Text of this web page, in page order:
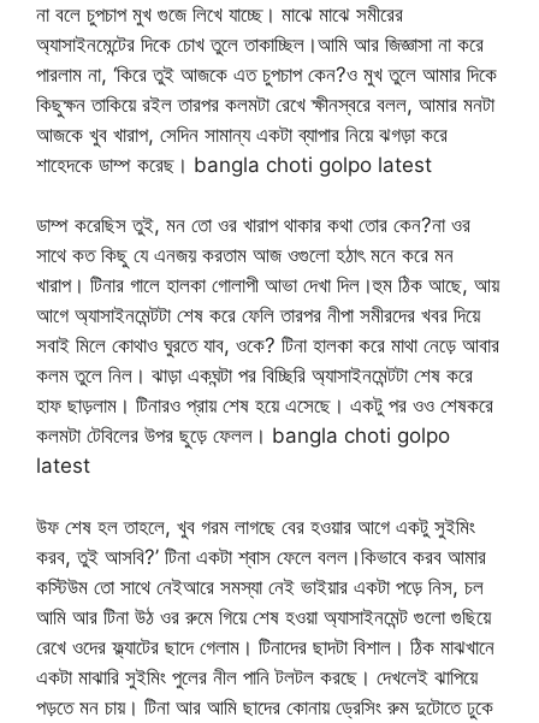
না বলে চুপচাপ মুখ গুজে লিখে যাচ্ছে। মাঝে মাঝে সমীরের
অ্যাসাইনমেন্টের দিকে চোখ তুলে তাকাচ্ছিল।আমি আর জিজ্ঞাসা না করে
পারলাম না, ‘কিরে তুই আজকে এত চুপচাপ কেন?ও মুখ তুলে আমার দিকে
কিছুক্ষন তাকিয়ে রইল তারপর কলমটা রেখে ক্ষীনস্বরে বলল, আমার মনটা
আজকে খুব খারাপ, সেদিন সামান্য একটা ব্যাপার নিয়ে ঝগড়া করে
শাহেদকে ডাম্প করেছ। bangla choti golpo latest
ডাম্প করেছিস তুই, মন তো ওর খারাপ থাকার কথা তোর কেন?না ওর
সাথে কত কিছু যে এনজয় করতাম আজ ওগুলো হঠাৎ মনে করে মন
খারাপ। টিনার গালে হালকা গোলাপী আভা দেখা দিল।হুম ঠিক আছে, আয়
আগে অ্যাসাইনমেন্টটা শেষ করে ফেলি তারপর নীপা সমীরদের খবর দিয়ে
সবাই মিলে কোথাও ঘুরতে যাব, ওকে? টিনা হালকা করে মাথা নেড়ে আবার
কলম তুলে নিল। ঝাড়া একঘন্টা পর বিচ্ছিরি অ্যাসাইনমেন্টটা শেষ করে
হাফ ছাড়লাম। টিনারও প্রায় শেষ হয়ে এসেছে। একটু পর ওও শেষকরে
কলমটা টেবিলের উপর ছুড়ে ফেলল। bangla choti golpo
latest
উফ শেষ হল তাহলে, খুব গরম লাগছে বের হওয়ার আগে একটু সুইমিং
করব, তুই আসবি?’ টিনা একটা শ্বাস ফেলে বলল।কিভাবে করব আমার
কস্টিউম তো সাথে নেইআরে সমস্যা নেই ভাইয়ার একটা পড়ে নিস, চল
আমি আর টিনা উঠ ওর রুমে গিয়ে শেষ হওয়া অ্যাসাইনমেন্ট গুলো গুছিয়ে
রেখে ওদের ফ্ল্যাটের ছাদে গেলাম। টিনাদের ছাদটা বিশাল। ঠিক মাঝখানে
একটা মাঝারি সুইমিং পুলের নীল পানি টলটল করছে। দেখলেই ঝাপিয়ে
পড়তে মন চায়। টিনা আর আমি ছাদের কোনায় ড্রেসিং রুম দুটোতে ঢুকে